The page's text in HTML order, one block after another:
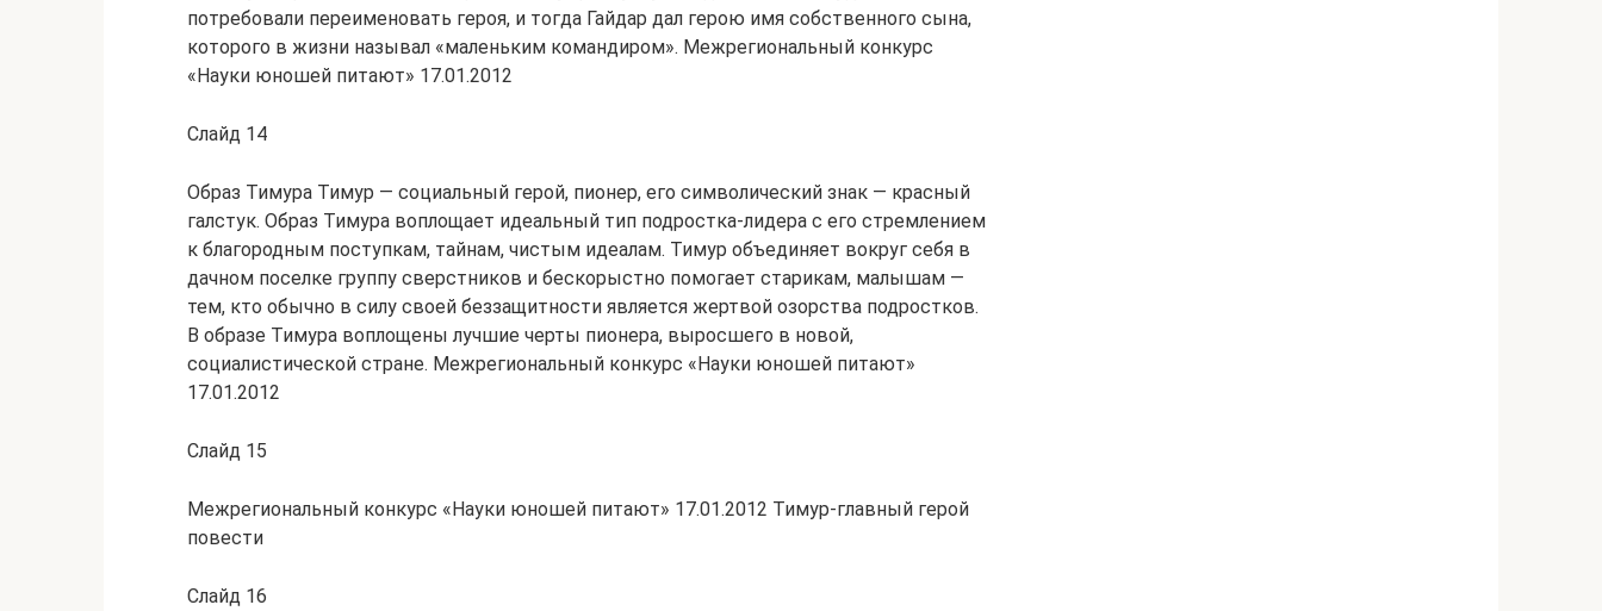
потребовали переименовать героя, и тогда Гайдар дал герою имя собственного сына,
которого в жизни называл «маленьким командиром». Межрегиональный конкурс
«Науки юношей питают» 17.01.2012
Слайд 14
Образ Тимура Тимур — социальный герой, пионер, его символический знак — красный
галстук. Образ Тимура воплощает идеальный тип подростка-лидера с его стремлением
к благородным поступкам, тайнам, чистым идеалам. Тимур объединяет вокруг себя в
дачном поселке группу сверстников и бескорыстно помогает старикам, малышам —
тем, кто обычно в силу своей беззащитности является жертвой озорства подростков.
В образе Тимура воплощены лучшие черты пионера, выросшего в новой,
социалистической стране. Межрегиональный конкурс «Науки юношей питают»
17.01.2012
Слайд 15
Межрегиональный конкурс «Науки юношей питают» 17.01.2012 Тимур-главный герой
повести
Слайд 16